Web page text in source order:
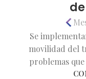
Se
movilidad del
problemas